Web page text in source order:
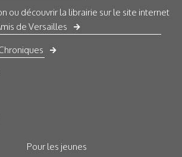
ou découvrir la librairie sur le site internet
de Versailles
Pour les jeunes